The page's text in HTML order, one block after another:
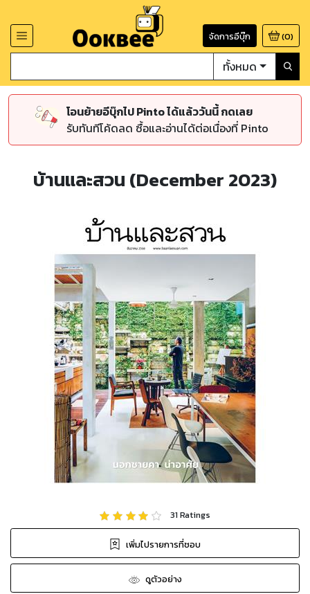
จัดการอีบุ๊ก (0)
ทั้งหมด
โอนย้ายอีบุ๊กไป Pinto ได้แล้ววันนี้ กดเลย
รับทันทีโค้ดลด ซื้อและอ่านได้ต่อเนื่องที่ Pinto
บ้านและสวน (December 2023)
31Ratings
เพิ่มไปรายการที่ชอบ
ดูตัวอย่าง